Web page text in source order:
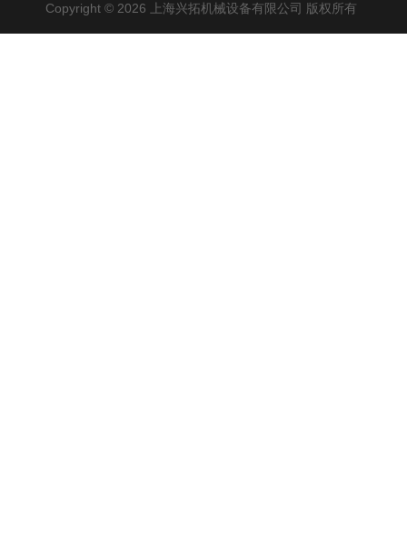
Copyright © 2026 上海兴拓机械设备有限公司 版权所有